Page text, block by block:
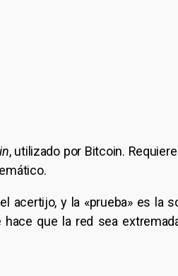
, utilizado por Bitcoin.
acertijo, y la «prueba» es
que la red sea